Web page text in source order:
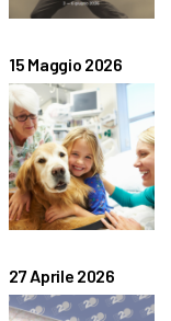
15 Maggio 2026
27 Aprile 2026